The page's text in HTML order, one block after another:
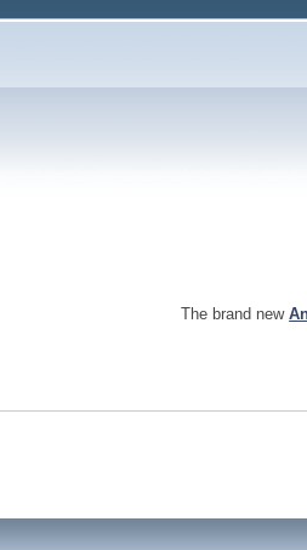
The brand new